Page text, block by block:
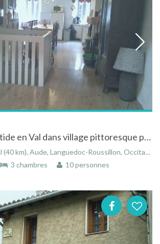
Maison à Labastide en Val dans village pittoresque proche de Carcassonne
km), Aude, Languedoc-Roussillon, Occitanie, France
3 chambres 10 personnes